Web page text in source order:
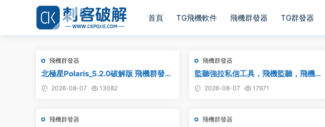
首頁 TG飛機軟件 飛機群發器 TG群發器
飛機群發器
北極星Polaris_5.2.0破解版 飛機群發器
_TG群發軟件_Telegram群發工具_破解
版
2026-08-07 13082
飛機群發器
監聽強拉私信工具，飛機監聽，飛機監
聽強拉，飛機監聽自動拉人，破解版
2026-08-07 17971
飛機群發器 飛機群發器